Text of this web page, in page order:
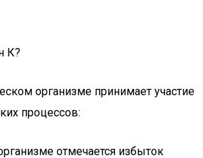
К?
организме принимает участие
процессов:
отмечается избыток